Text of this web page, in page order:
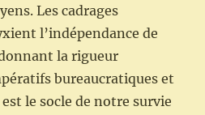
Les cadrages
l’indépendance de
la rigueur
bureaucratiques et
le socle de notre survie